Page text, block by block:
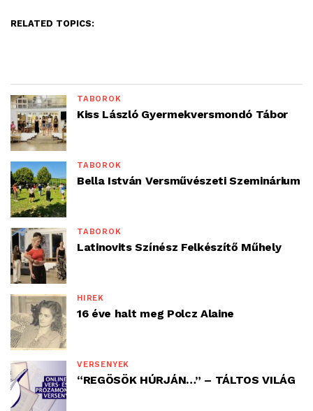
RELATED TOPICS:
TÁBOROK
Kiss László Gyermekversmondó Tábor
TÁBOROK
Bella István Versművészeti Szeminárium
TÁBOROK
Latinovits Színész Felkészítő Műhely
HÍREK
16 éve halt meg Polcz Alaine
VERSENYEK
“REGÖSÖK HÚRJÁN…” – TÁLTOS VILÁG